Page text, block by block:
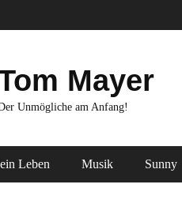
Mayer
Unmögliche am Anfang!
Leben Musik Sunny